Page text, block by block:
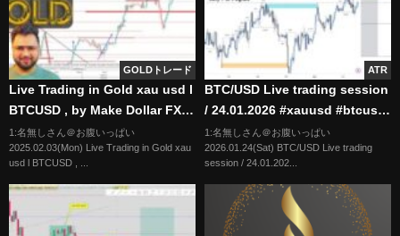
GOLDトレード
Live Trading in Gold xau usd l
BTCUSD , by Make Dollar FX
Feb 3 2025
1:名無しさん＠お腹いっぱい
2025.02.03(Mon) Live Trading in Gold xau
usd l BTCUSD , ...
ATR
BTC/USD Live trading session
/ 24.01.2026 #xauusd #btcusd
#gold #forex #nfp #cpi
#stocks
1:名無しさん＠お腹いっぱい
2026.01.24(Sat) BTC/USD Live trading
session / 24.01.202...